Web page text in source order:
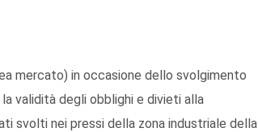
mercato) in occasione dello svolgimento
la validità degli obblighi e divieti alla
svolti nei pressi della zona industriale della